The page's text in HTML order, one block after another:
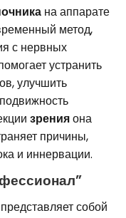
на аппарате
метод,
с нервных
устранить
улучшить
зренияона
причины,
и иннервации.
собой